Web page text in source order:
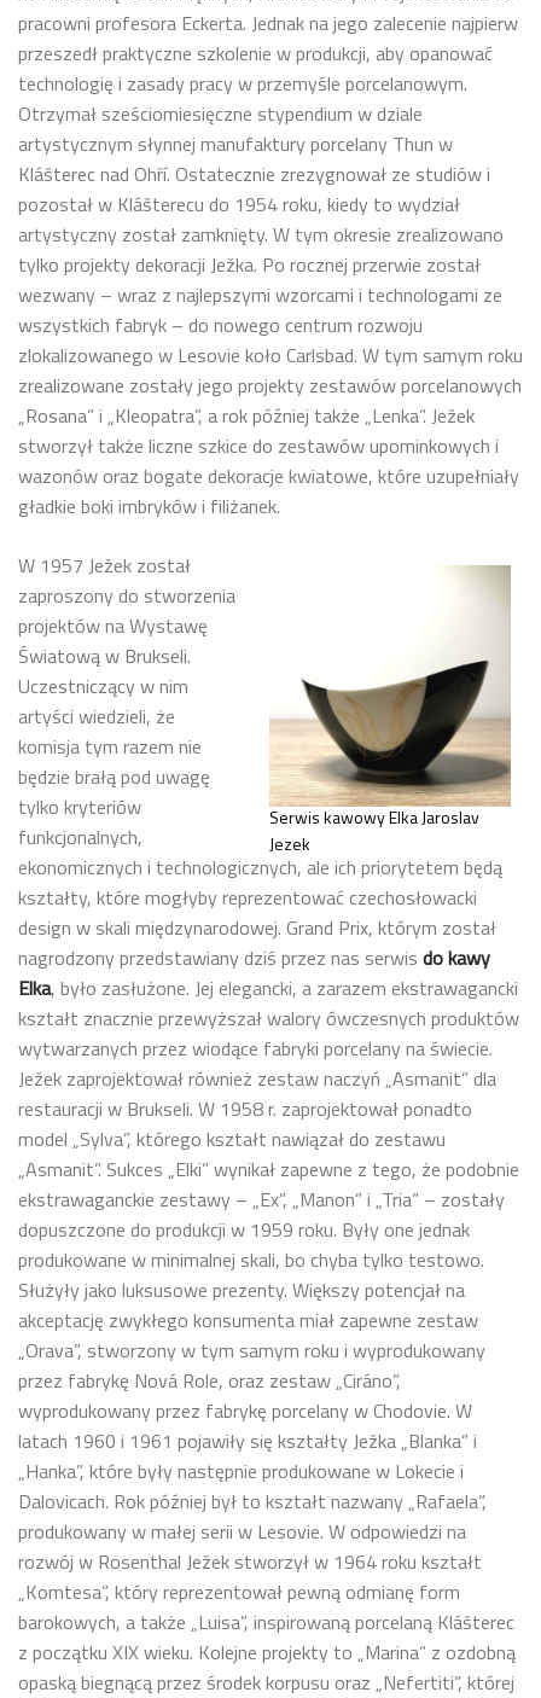
pracowni profesora Eckerta. Jednak na jego zalecenie najpierw
przeszedł praktyczne szkolenie w produkcji, aby opanować
technologię i zasady pracy w przemyśle porcelanowym.
Otrzymał sześciomiesięczne stypendium w dziale
artystycznym słynnej manufaktury porcelany Thun w
Klášterec nad Ohří. Ostatecznie zrezygnował ze studiów i
pozostał w Klášterecu do 1954 roku, kiedy to wydział
artystyczny został zamknięty. W tym okresie zrealizowano
tylko projekty dekoracji Ježka. Po rocznej przerwie został
wezwany – wraz z najlepszymi wzorcami i technologami ze
wszystkich fabryk – do nowego centrum rozwoju
zlokalizowanego w Lesovie koło Carlsbad. W tym samym roku
zrealizowane zostały jego projekty zestawów porcelanowych
„Rosana” i „Kleopatra”, a rok później także „Lenka”. Ježek
stworzył także liczne szkice do zestawów upominkowych i
wazonów oraz bogate dekoracje kwiatowe, które uzupełniały
gładkie boki imbryków i filiżanek.
Serwis kawowy Elka Jaroslav
Jezek
W 1957 Ježek został
zaproszony do stworzenia
projektów na Wystawę
Światową w Brukseli.
Uczestniczący w nim
artyści wiedzieli, że
komisja tym razem nie
będzie brałą pod uwagę
tylko kryteriów
funkcjonalnych,
ekonomicznych i technologicznych, ale ich priorytetem będą
kształty, które mogłyby reprezentować czechosłowacki
design w skali międzynarodowej. Grand Prix, którym został
nagrodzony przedstawiany dziś przez nas serwis do kawy
Elka, było zasłużone. Jej elegancki, a zarazem ekstrawagancki
kształt znacznie przewyższał walory ówczesnych produktów
wytwarzanych przez wiodące fabryki porcelany na świecie.
Ježek zaprojektował również zestaw naczyń „Asmanit” dla
restauracji w Brukseli. W 1958 r. zaprojektował ponadto
model „Sylva”, którego kształt nawiązał do zestawu
„Asmanit”. Sukces „Elki” wynikał zapewne z tego, że podobnie
ekstrawaganckie zestawy – „Ex”, „Manon” i „Tria” – zostały
dopuszczone do produkcji w 1959 roku. Były one jednak
produkowane w minimalnej skali, bo chyba tylko testowo.
Służyły jako luksusowe prezenty. Większy potencjał na
akceptację zwykłego konsumenta miał zapewne zestaw
„Orava”, stworzony w tym samym roku i wyprodukowany
przez fabrykę Nová Role, oraz zestaw „Ciráno”,
wyprodukowany przez fabrykę porcelany w Chodovie. W
latach 1960 i 1961 pojawiły się kształty Ježka „Blanka” i
„Hanka”, które były następnie produkowane w Lokecie i
Dalovicach. Rok później był to kształt nazwany „Rafaela”,
produkowany w małej serii w Lesovie. W odpowiedzi na
rozwój w Rosenthal Ježek stworzył w 1964 roku kształt
„Komtesa”, który reprezentował pewną odmianę form
barokowych, a także „Luisa”, inspirowaną porcelaną Klášterec
z początku XIX wieku. Kolejne projekty to „Marina” z ozdobną
opaską biegnącą przez środek korpusu oraz „Nefertiti”, której